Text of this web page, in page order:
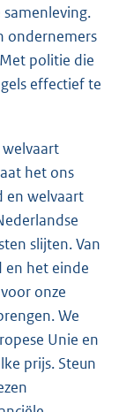
samenleving.
ondernemers
politie die
effectief te
het ons
en welvaart
slijten. Van
en het einde
onze
We
Unie en
prijs. Steun